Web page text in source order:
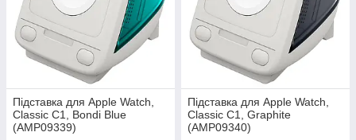
Підставка для Apple Watch,
Classic C1, Bondi Blue
(AMP09339)
Підставка для Apple Watch,
Classic C1, Graphite
(AMP09340)